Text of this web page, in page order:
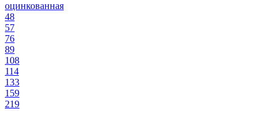
оцинкованная
48
57
76
89
108
114
133
159
219